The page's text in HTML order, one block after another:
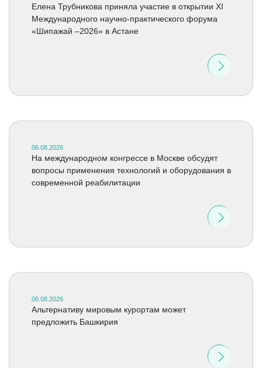
Елена Трубникова приняла участие в открытии XI
Международного научно-практического форума
«Шипажай –2026» в Астане
06.08.2026
На международном конгрессе в Москве обсудят
вопросы применения технологий и оборудования в
современной реабилитации
06.08.2026
Альтернативу мировым курортам может
предложить Башкирия